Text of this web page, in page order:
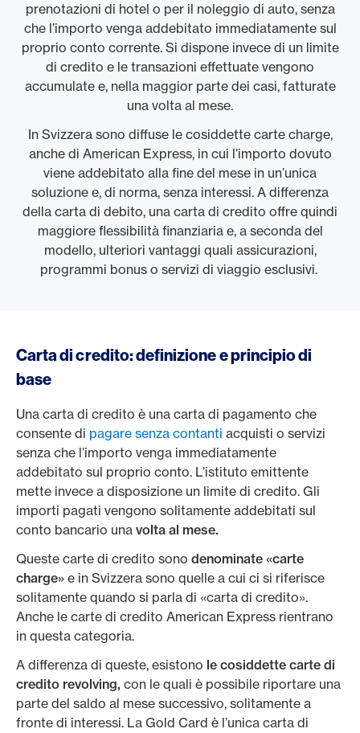
prenotazioni di hotel o per il noleggio di auto, senza
che l’importo venga addebitato immediatamente sul
proprio conto corrente. Si dispone invece di un limite
di credito e le transazioni effettuate vengono
accumulate e, nella maggior parte dei casi, fatturate
una volta al mese.
In Svizzera sono diffuse le cosiddette carte charge,
anche di American Express, in cui l’importo dovuto
viene addebitato alla fine del mese in un’unica
soluzione e, di norma, senza interessi. A differenza
della carta di debito, una carta di credito offre quindi
maggiore flessibilità finanziaria e, a seconda del
modello, ulteriori vantaggi quali assicurazioni,
programmi bonus o servizi di viaggio esclusivi.
Carta di credito: definizione e principio di
base
Una carta di credito è una carta di pagamento che
consente di pagare senza contanti acquisti o servizi
senza che l’importo venga immediatamente
addebitato sul proprio conto. L’istituto emittente
mette invece a disposizione un limite di credito. Gli
importi pagati vengono solitamente addebitati sul
conto bancario una volta al mese.
Queste carte di credito sono denominate «carte
charge» e in Svizzera sono quelle a cui ci si riferisce
solitamente quando si parla di «carta di credito».
Anche le carte di credito American Express rientrano
in questa categoria.
A differenza di queste, esistono le cosiddette carte di
credito revolving, con le quali è possibile riportare una
parte del saldo al mese successivo, solitamente a
fronte di interessi. La Gold Card è l’unica carta di